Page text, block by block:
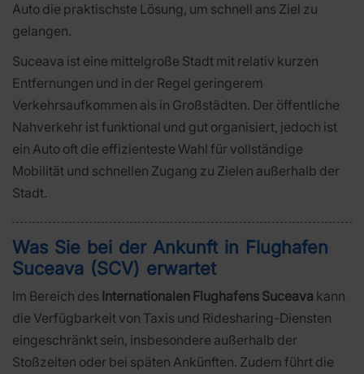
Auto die praktischste Lösung, um schnell ans Ziel zu
gelangen.
Suceava ist eine mittelgroße Stadt mit relativ kurzen
Entfernungen und in der Regel geringerem
Verkehrsaufkommen als in Großstädten. Der öffentliche
Nahverkehr ist funktional und gut organisiert, jedoch ist
ein Auto oft die effizienteste Wahl für vollständige
Mobilität und schnellen Zugang zu Zielen außerhalb der
Stadt.
Was Sie bei der Ankunft in Flughafen
Suceava (SCV) erwartet
Im Bereich des Internationalen Flughafens Suceava kann
die Verfügbarkeit von Taxis und Ridesharing-Diensten
eingeschränkt sein, insbesondere außerhalb der
Stoßzeiten oder bei späten Ankünften. Zudem führt die